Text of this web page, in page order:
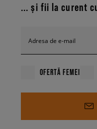
... și fii la curent
Adresa de e-mail
OFERTĂ FEMEI